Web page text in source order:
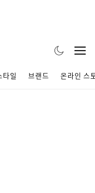
타일 브랜드 온라인 스